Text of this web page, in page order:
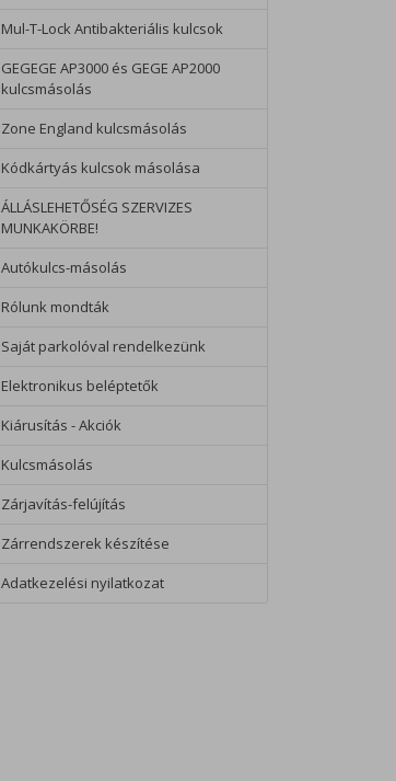
Mul-T-Lock Antibakteriális kulcsok
GEGEGE AP3000 és GEGE AP2000
kulcsmásolás
Zone England kulcsmásolás
Kódkártyás kulcsok másolása
ÁLLÁSLEHETŐSÉG SZERVIZES
MUNKAKÖRBE!
Autókulcs-másolás
Rólunk mondták
Saját parkolóval rendelkezünk
Elektronikus beléptetők
Kiárusítás - Akciók
Kulcsmásolás
Zárjavítás-felújítás
Zárrendszerek készítése
Adatkezelési nyilatkozat